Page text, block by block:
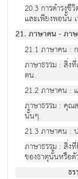
20.3 การดำรง
และเพียงพอนั้น
21. ภาษาคน - ภา
21.1 ภาษาคน :
ภาษาธรรม : สิ่ง
ตน.
21.2 ภาษาคน :
ภาษาธรรม : คุณ
นั้นๆ.
21.3 ภาษาคน :
ภาษาธรรม : สิ่ง
ของธาตุนั้นหรือตั
ธ